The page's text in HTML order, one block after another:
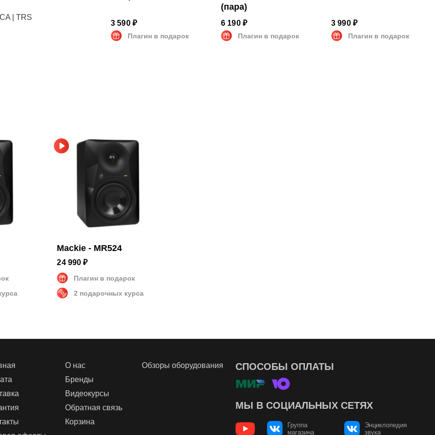
| TRS
19 990 ₽ 3 590 ₽
Плагин в подарок
(пара)
6 190 ₽
Плагин в подарок
3 990 ₽
Плагин в подарок
Mackie - MR524
24 990 ₽
Плагин в подарок
2 подарочных курса
О нас
Бренды
Видеокурсы
Обратная связь
Корзина
Обзоры оборудования СПОСОБЫ ОПЛАТЫ
МЫ В СОЦИАЛЬНЫХ СЕТЯХ
Группа
магазина
Энциклопедия
звука